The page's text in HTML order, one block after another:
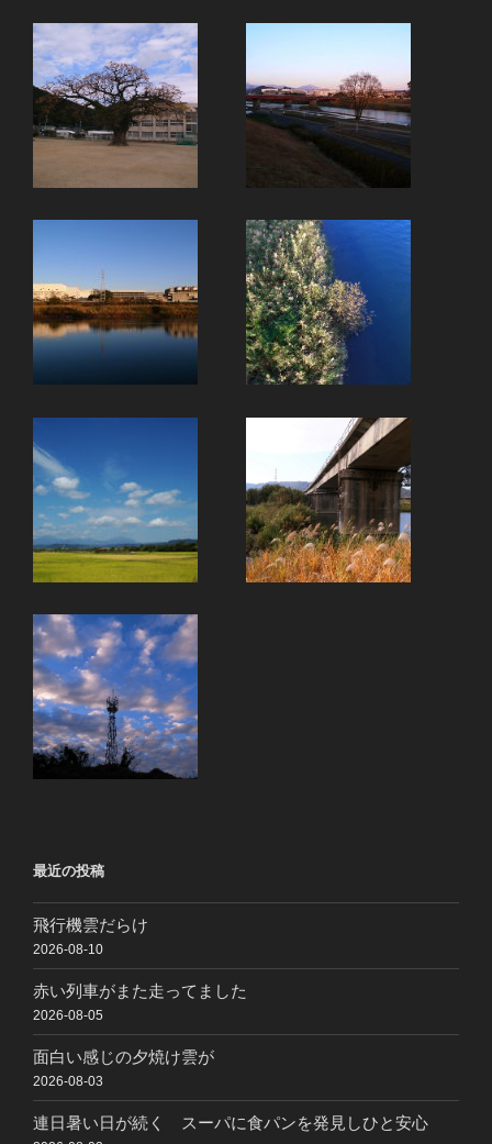
最近の投稿
飛行機雲だらけ
2026-08-10
赤い列車がまた走ってました
2026-08-05
面白い感じの夕焼け雲が
2026-08-03
連日暑い日が続く スーパに食パンを発見しひと安心